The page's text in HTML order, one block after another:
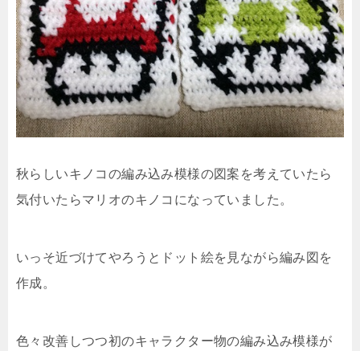
秋らしいキノコの編み込み模様の図案を考えていたら
気付いたらマリオのキノコになっていました。
いっそ近づけてやろうとドット絵を見ながら編み図を
作成。
色々改善しつつ初のキャラクター物の編み込み模様が